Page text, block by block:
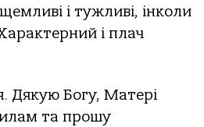
і тужливі, інколи
і плач
Дякую Богу, Матері
та прошу